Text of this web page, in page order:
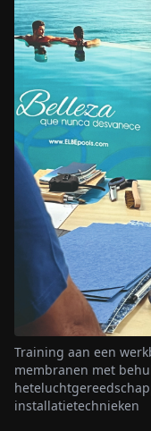
Training aan een
membranen met
installatietechnieken